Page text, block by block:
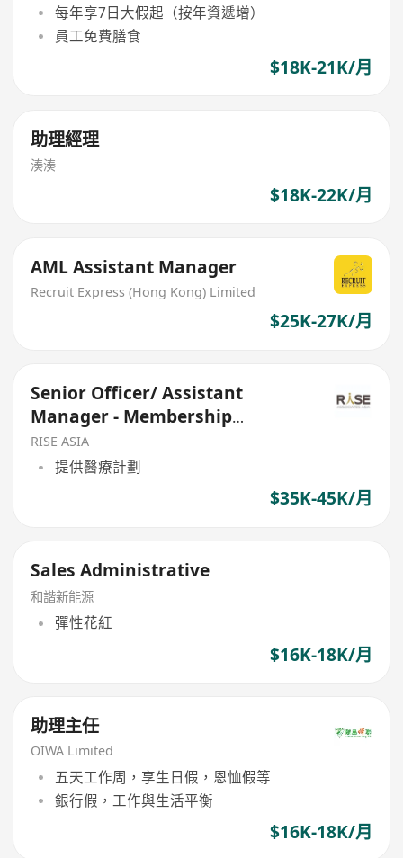
每年享7日大假起（按年資遞增）
員工免費膳食
$18K-21K/月
助理經理
湊湊
$18K-22K/月
AML Assistant Manager
Recruit Express (Hong Kong) Limited
$25K-27K/月
Senior Officer/ Assistant
Manager - Membership
Acquisition
RISE ASIA
提供醫療計劃
$35K-45K/月
Sales Administrative
和諧新能源
彈性花紅
$16K-18K/月
助理主任
OIWA Limited
五天工作周，享生日假，恩恤假等
銀行假，工作與生活平衡
$16K-18K/月